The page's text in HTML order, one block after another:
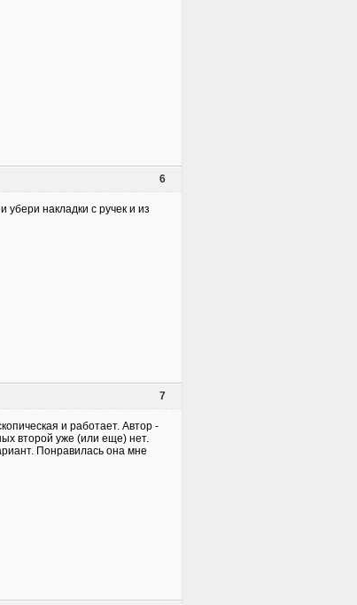
6
убери накладки с ручек и из
7
и работает. Автор -
второй уже (или еще) нет.
Понравилась она мне